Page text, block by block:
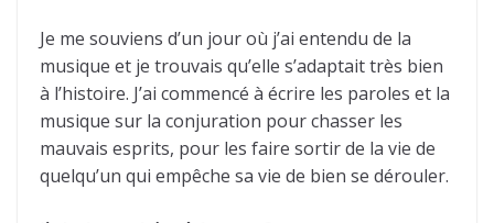
Je me souviens d’un jour où j’ai entendu de la
musique et je trouvais qu’elle s’adaptait très bien
à l’histoire. J’ai commencé à écrire les paroles et la
musique sur la conjuration pour chasser les
mauvais esprits, pour les faire sortir de la vie de
quelqu’un qui empêche sa vie de bien se dérouler.